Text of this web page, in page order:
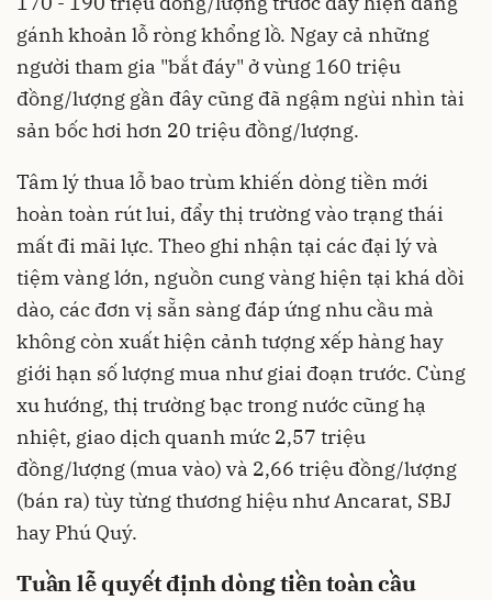
gánh khoản lỗ ròng khổng lồ. Ngay cả những
người tham gia "bắt đáy" ở vùng 160 triệu
đồng/lượng gần đây cũng đã ngậm ngùi nhìn tài
sản bốc hơi hơn 20 triệu đồng/lượng.
Tâm lý thua lỗ bao trùm khiến dòng tiền mới
hoàn toàn rút lui, đẩy thị trường vào trạng thái
mất đi mãi lực. Theo ghi nhận tại các đại lý và
tiệm vàng lớn, nguồn cung vàng hiện tại khá dồi
dào, các đơn vị sẵn sàng đáp ứng nhu cầu mà
không còn xuất hiện cảnh tượng xếp hàng hay
giới hạn số lượng mua như giai đoạn trước. Cùng
xu hướng, thị trường bạc trong nước cũng hạ
nhiệt, giao dịch quanh mức 2,57 triệu
đồng/lượng (mua vào) và 2,66 triệu đồng/lượng
(bán ra) tùy từng thương hiệu như Ancarat, SBJ
hay Phú Quý.
Tuần lễ quyết định dòng tiền toàn cầu